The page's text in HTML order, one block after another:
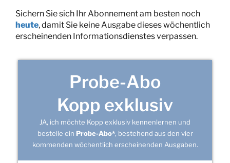
Sichern Sie sich Ihr Abonnement am besten noch
heute, damit Sie keine Ausgabe dieses wöchentlich
erscheinenden Informationsdienstes verpassen.
Probe-Abo
Kopp exklusiv
JA, ich möchte Kopp exklusiv kennenlernen und
bestelle ein Probe-Abo*, bestehend aus den vier
kommenden wöchentlich erscheinenden Ausgaben.